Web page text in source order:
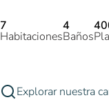
7
Habitaciones
4
Baños
Explorar nuestra